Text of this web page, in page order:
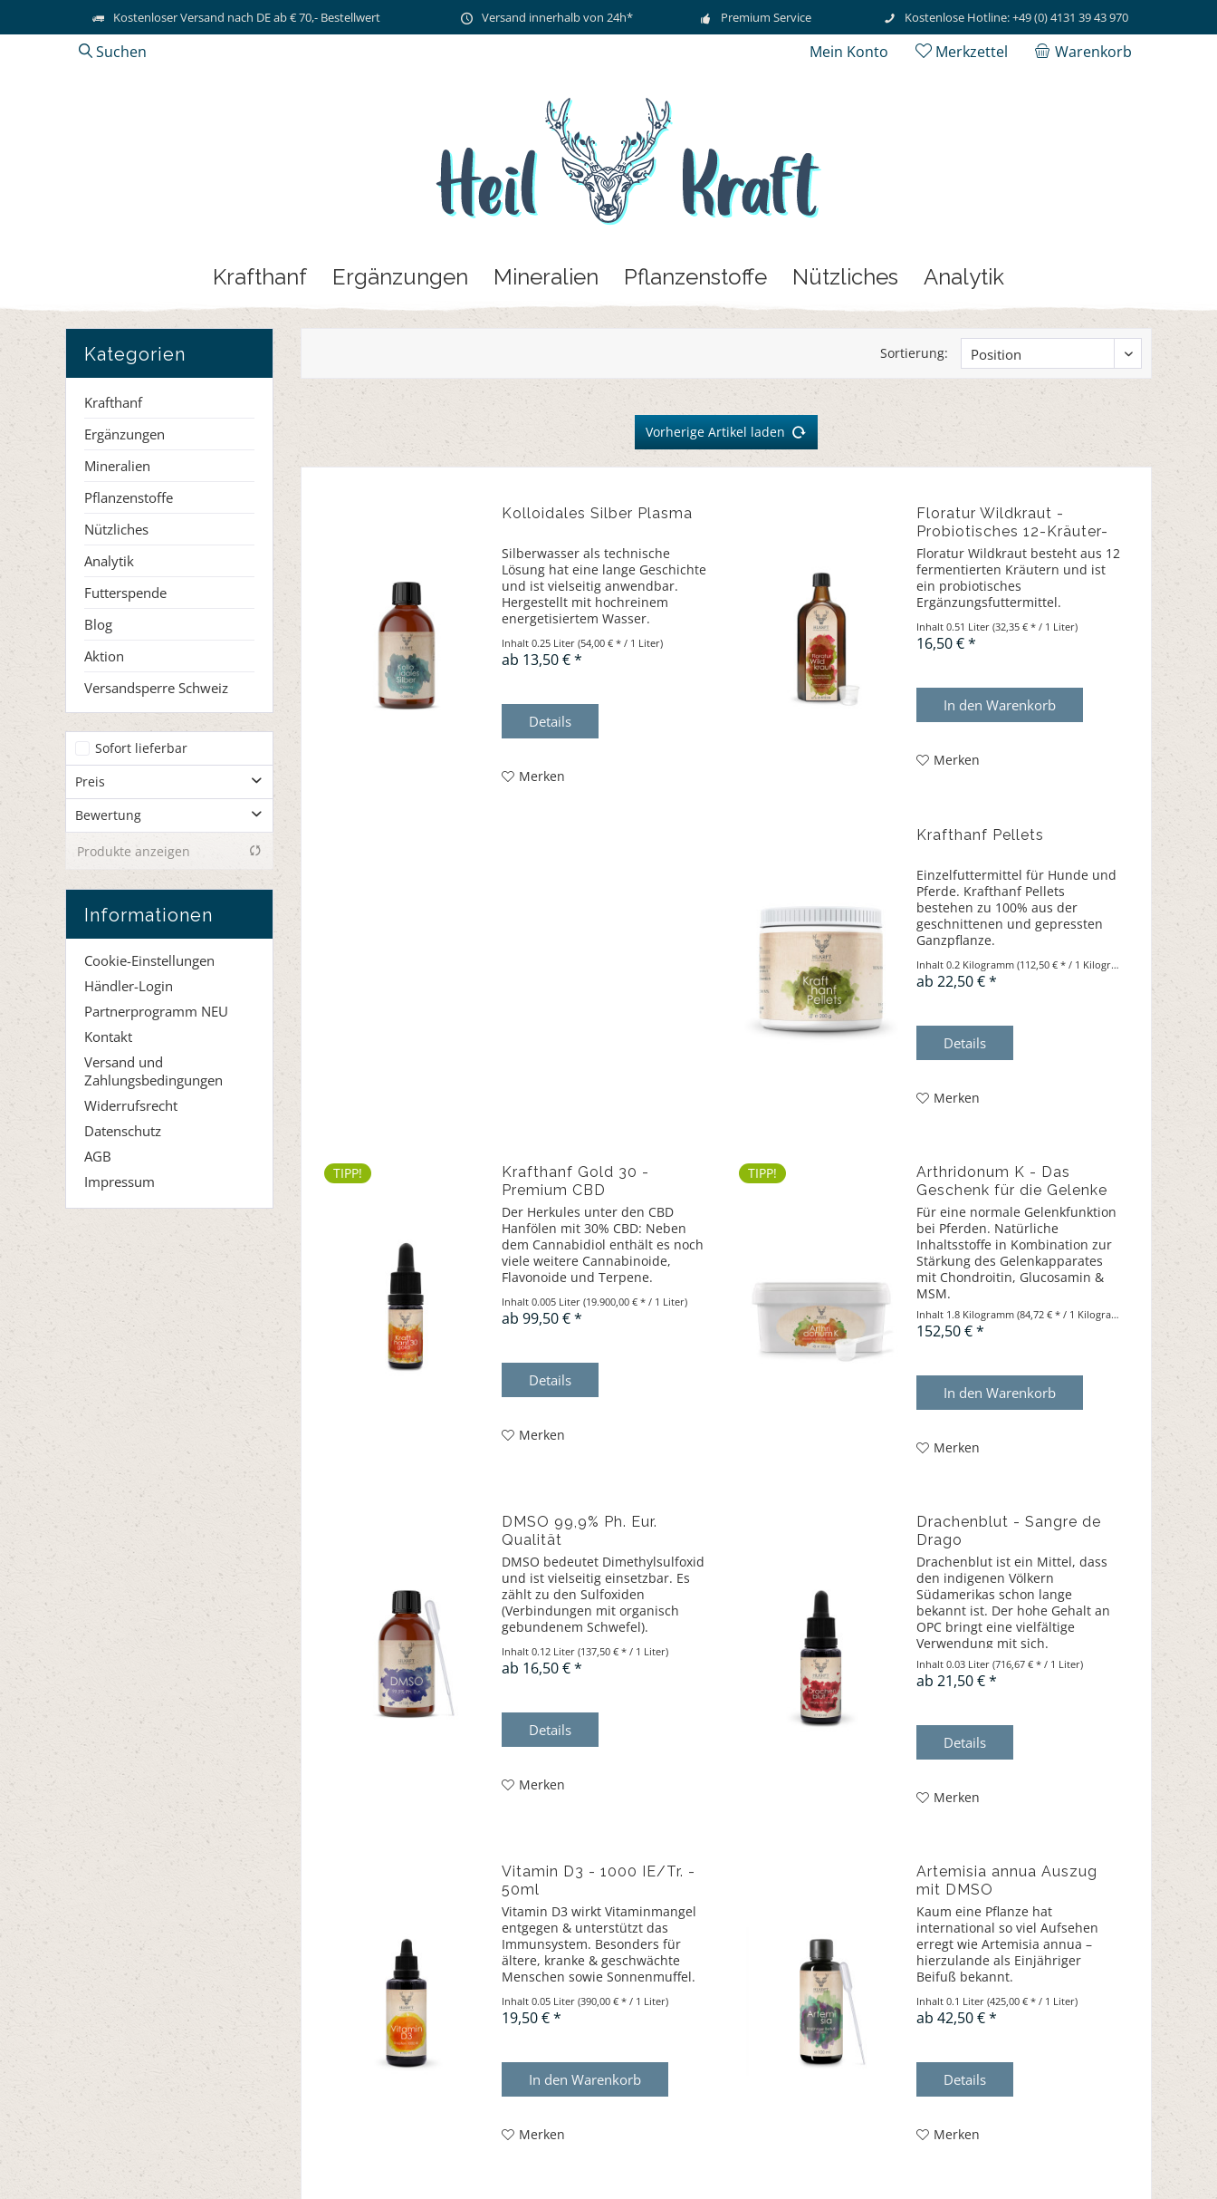
Kostenloser Versand nach DE ab € 70,- Bestellwert Versand innerhalb von 24h* Premium Service Kostenlose Hotline: +49 (0) 4131 39 43 970
Warenkorb
Merkzettel
Mein Konto
Suchen
Krafthanf Ergänzungen Mineralien Pflanzenstoffe Nützliches Analytik
Kategorien
Krafthanf
Ergänzungen
Mineralien
Pflanzenstoffe
Nützliches
Analytik
Futterspende
Blog
Aktion
Versandsperre Schweiz
Sofort lieferbar
Preis
Bewertung
& mehr
& mehr
& mehr
& mehr
Produkte anzeigen
Informationen
Cookie-Einstellungen
Händler-Login
Partnerprogramm NEU
Kontakt
Versand und
Zahlungsbedingungen
Widerrufsrecht
Datenschutz
AGB
Impressum
Sortierung:
Vorherige Artikel laden
Kolloidales Silber Plasma
Silberwasser als technische
Lösung hat eine lange Geschichte
und ist vielseitig anwendbar.
Hergestellt mit hochreinem
energetisiertem Wasser.
Inhalt0.25 Liter(54,00 € * / 1 Liter)
ab 13,50 € *
Details
Merken
Floratur Wildkraut -
Probiotisches 12-Kräuter-
Ferment
Floratur Wildkraut besteht aus 12
fermentierten Kräutern und ist
ein probiotisches
Ergänzungsfuttermittel.
Inhalt0.51 Liter(32,35 € * / 1 Liter)
16,50 € *
In den Warenkorb
Merken
Krafthanf Pellets
Einzelfuttermittel für Hunde und
Pferde. Krafthanf Pellets
bestehen zu 100% aus der
geschnittenen und gepressten
Ganzpflanze.
Inhalt0.2 Kilogramm(112,50 € * / 1 Kilogramm)
ab 22,50 € *
Details
Merken
TIPP!
Krafthanf Gold 30 -
Premium CBD
Vollspektrum Hanf-Extrakt
Der Herkules unter den CBD
Hanfölen mit 30% CBD: Neben
dem Cannabidiol enthält es noch
viele weitere Cannabinoide,
Flavonoide und Terpene.
Inhalt0.005 Liter(19.900,00 € * / 1 Liter)
ab 99,50 € *
Details
Merken
TIPP!
Arthridonum K - Das
Geschenk für die Gelenke
1800g
Für eine normale Gelenkfunktion
bei Pferden. Natürliche
Inhaltsstoffe in Kombination zur
Stärkung des Gelenkapparates
mit Chondroitin, Glucosamin &
MSM.
Inhalt 1.8 Kilogramm(84,72 € * / 1 Kilogramm)
152,50 € *
In den Warenkorb
Merken
DMSO 99,9% Ph. Eur.
Qualität
DMSO bedeutet Dimethylsulfoxid
und ist vielseitig einsetzbar. Es
zählt zu den Sulfoxiden
(Verbindungen mit organisch
gebundenem Schwefel).
Inhalt0.12 Liter(137,50 € * / 1 Liter)
ab 16,50 € *
Details
Merken
Drachenblut - Sangre de
Drago
Drachenblut ist ein Mittel, dass
den indigenen Völkern
Südamerikas schon lange
bekannt ist. Der hohe Gehalt an
OPC bringt eine vielfältige
Verwendung mit sich.
Inhalt0.03 Liter(716,67 € * / 1 Liter)
ab 21,50 € *
Details
Merken
Vitamin D3 - 1000 IE/Tr. -
50ml
Vitamin D3 wirkt Vitaminmangel
entgegen & unterstützt das
Immunsystem. Besonders für
ältere, kranke & geschwächte
Menschen sowie Sonnenmuffel.
Inhalt0.05 Liter(390,00 € * / 1 Liter)
19,50 € *
In den Warenkorb
Merken
Artemisia annua Auszug
mit DMSO
Kaum eine Pflanze hat
international so viel Aufsehen
erregt wie Artemisia annua –
hierzulande als Einjähriger
Beifuß bekannt.
Inhalt0.1 Liter(425,00 € * / 1 Liter)
ab 42,50 € *
Details
Merken